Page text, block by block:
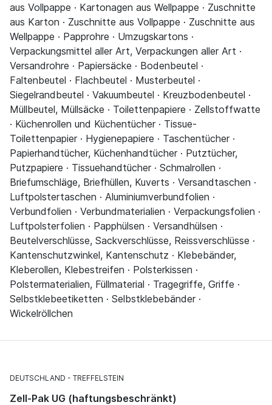
aus Vollpappe · Kartonagen aus Wellpappe · Zuschnitte
aus Karton · Zuschnitte aus Vollpappe · Zuschnitte aus
Wellpappe · Papprohre · Umzugskartons ·
Verpackungsmittel aller Art, Verpackungen aller Art ·
Versandrohre · Papiersäcke · Bodenbeutel ·
Faltenbeutel · Flachbeutel · Musterbeutel ·
Siegelrandbeutel · Vakuumbeutel · Kreuzbodenbeutel ·
Müllbeutel, Müllsäcke · Toilettenpapiere · Zellstoffwatte
· Küchenrollen und Küchentücher · Tissue-
Toilettenpapier · Hygienepapiere · Taschentücher ·
Papierhandtücher, Küchenhandtücher · Putztücher,
Putzpapiere · Tissuehandtücher · Schmalrollen ·
Briefumschläge, Briefhüllen, Kuverts · Versandtaschen ·
Luftpolstertaschen · Aluminiumverbundfolien ·
Verbundfolien · Verbundmaterialien · Verpackungsfolien ·
Luftpolsterfolien · Papphülsen · Versandhülsen ·
Beutelverschlüsse, Sackverschlüsse, Reissverschlüsse ·
Kantenschutzwinkel, Kantenschutz · Klebebänder,
Kleberollen, Klebestreifen · Polsterkissen ·
Polstermaterialien, Füllmaterial · Tragegriffe, Griffe ·
Selbstklebeetiketten · Selbstklebebänder ·
Wickelröllchen
DEUTSCHLAND TREFFELSTEIN
Zell-Pak UG (haftungsbeschränkt)